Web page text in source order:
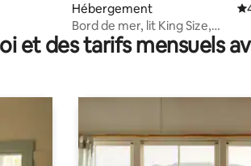
Hébergement
Bord de mer, lit King Size,
restaurants/pub à 3 min à pied
et des tarifs mensuels